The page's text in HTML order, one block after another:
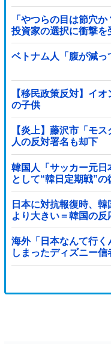
「やつらの目は節穴
投資家の選択に衝撃
処分して代わりに選
ベトナム人「腹が減っ
【移民政策反対】イ
の子供
【炎上】藤沢市「モ
人の反対署名も却下
韓国人「サッカー元
として“韓日定期戦”
ジで良いと思う」「
ろうね 10年後にやら
負けても後味が悪い」
日本に対抗報復時、
より大きい＝韓国の反
海外「日本なんて行
しまったディズニー
態に